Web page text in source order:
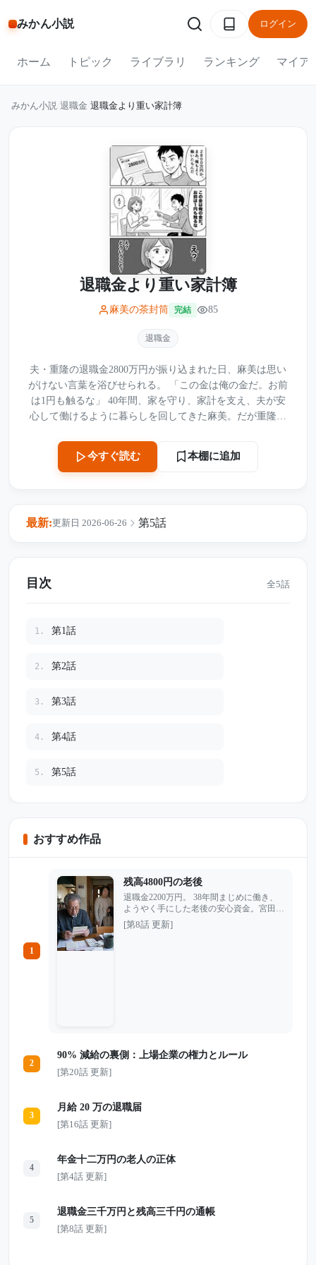
みかん小説 ログイン
ホーム トピック ライブラリ ランキング マイア
みかん小説 退職金 退職金より重い家計簿
退職金より重い家計簿
麻美の茶封筒 完結 85
退職金
夫・重隆の退職金2800万円が振り込まれた日、麻美は思い
がけない言葉を浴びせられる。 「この金は俺の金だ。お前
は1円も触るな」 40年間、家を守り、家計を支え、夫が安
心して働けるように暮らしを回してきた麻美。だが重隆に
るものだった。 翌朝、麻美は朝食を作らず、小さなカバン
だけを持って家を出る。 向かった先は、亡き母が残した古
い平屋。そこで麻美は、長年ひそかに守り続けてきた茶色
もりだった重隆は、やがて老後資金と家の“本当の名義”を
今すぐ読む 本棚に追加
最新: 第5話
更新日 2026-06-26
目次 全5話
1. 第1話
2. 第2話
3. 第3話
4. 第4話
5. 第5話
おすすめ作品
1
残高4800円の老後
退職金2200万円。 38年間まじめに働き、
ようやく手にした老後の安心資金。宮田哲
夫は、自分の人生を「堅実に生きてきた」
と信じていた。 投資詐欺に遭ったわけで
せつ子は家を出ていく。 老後破産の本当
[第8話 更新]
2
90% 減給の裏側：上場企業の権力とルール
[第20話 更新]
3
月給 20 万の退職届
[第16話 更新]
4
年金十二万円の老人の正体
[第4話 更新]
5
退職金三千万円と残高三千円の通帳
[第8話 更新]